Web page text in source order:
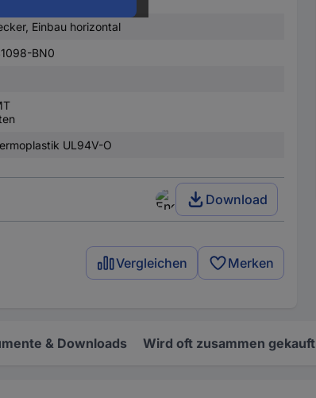
Einbau horizontal
BN0
UL94V-O
Download
Vergleichen Merken
& Downloads Wird oft zusammen gekauft